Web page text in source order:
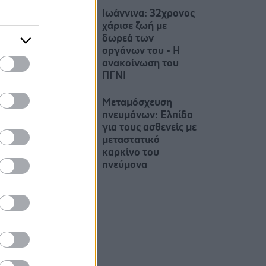
Ιωάννινα: 32χρονος
χάρισε ζωή με
δωρεά των
οργάνων του - Η
ανακοίνωση του
ΠΓΝΙ
Μεταμόσχευση
πνευμόνων: Ελπίδα
για τους ασθενείς με
μεταστατικό
καρκίνο του
πνεύμονα